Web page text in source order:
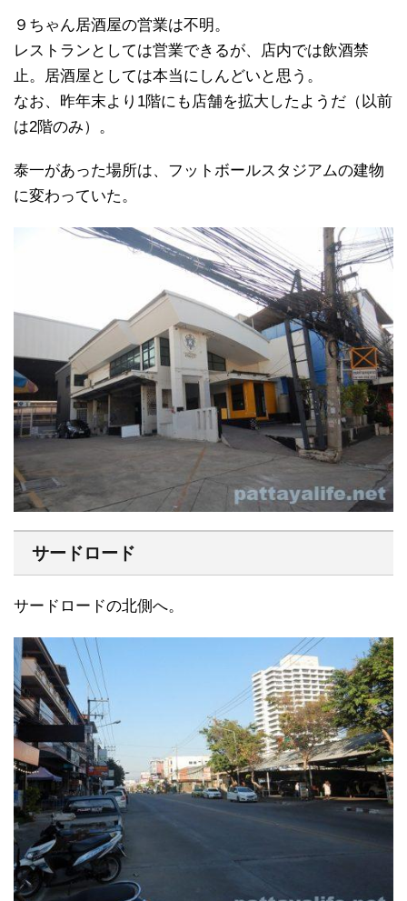
９ちゃん居酒屋の営業は不明。
レストランとしては営業できるが、店内では飲酒禁
止。居酒屋としては本当にしんどいと思う。
なお、昨年末より1階にも店舗を拡大したようだ（以前
は2階のみ）。
泰一があった場所は、フットボールスタジアムの建物
に変わっていた。
サードロード
サードロードの北側へ。